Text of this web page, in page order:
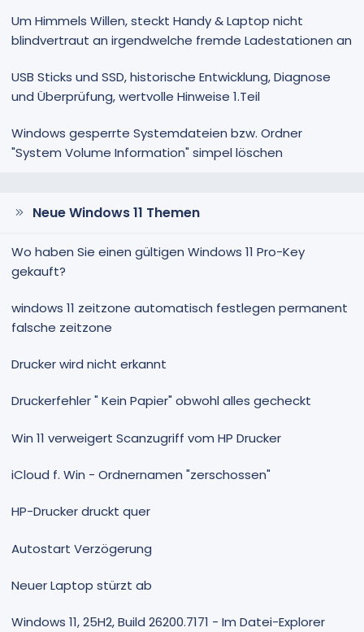
Um Himmels Willen, steckt Handy & Laptop nicht
blindvertraut an irgendwelche fremde Ladestationen an
USB Sticks und SSD, historische Entwicklung, Diagnose
und Überprüfung, wertvolle Hinweise 1.Teil
Windows gesperrte Systemdateien bzw. Ordner
"System Volume Information" simpel löschen
Neue Windows 11 Themen
Wo haben Sie einen gültigen Windows 11 Pro-Key
gekauft?
windows 11 zeitzone automatisch festlegen permanent
falsche zeitzone
Drucker wird nicht erkannt
Druckerfehler " Kein Papier" obwohl alles gecheckt
Win 11 verweigert Scanzugriff vom HP Drucker
iCloud f. Win - Ordnernamen "zerschossen"
HP-Drucker druckt quer
Autostart Verzögerung
Neuer Laptop stürzt ab
Windows 11, 25H2, Build 26200.7171 - Im Datei-Explorer